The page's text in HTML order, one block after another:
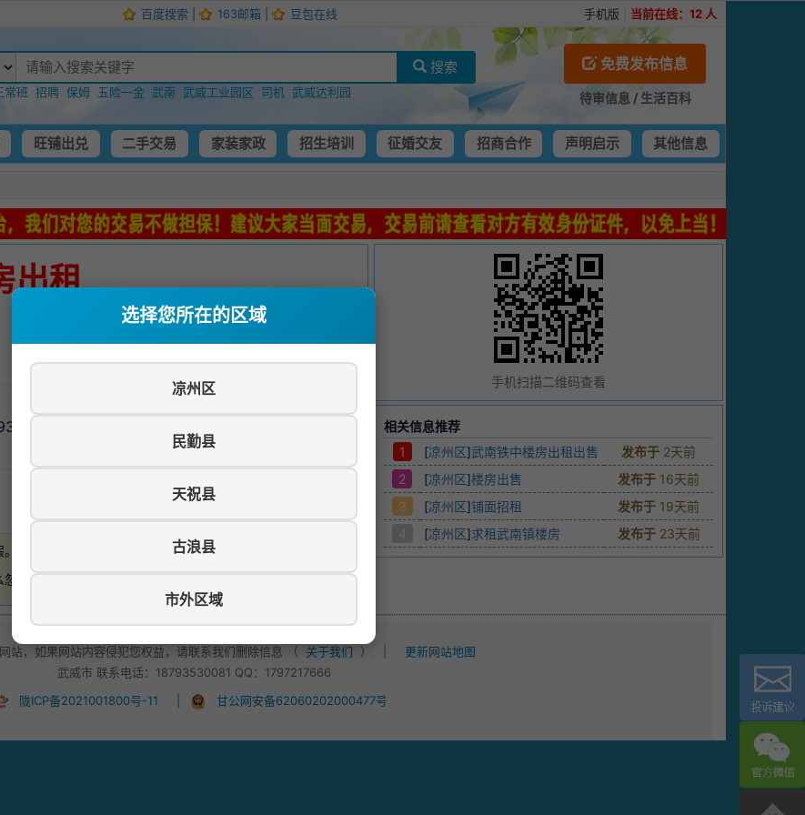
百度搜索 163邮箱 豆包在线 手机版 当前在线： 12 人
搜索
常班 招聘 保姆 五险一金 武南 武威工业园区 司机 武威达利园
免费发布信息
待审信息 / 生活百科
选择您所在的区域
凉州区
民勤县
天祝县
古浪县
市外区域
旺铺出兑 二手交易 家装家政 招生培训 征婚交友 招商合作 声明启示 其他信息
出租
发布时间：2024-06-24 13:28:04
悠，不要轻易付款！
手机扫描二维码查看
相关信息推荐
1
[凉州区]武南铁中楼房出租出售 发布于 2天前
2
[凉州区]楼房出售 发布于 16天前
3
[凉州区]铺面招租 发布于 19天前
[凉州区]求租武南镇楼房 发布于 23天前
站，如果网站内容侵犯您权益，请联系我们删除信息 （ 关于我们 ）
更新网站地图
武威市 联系电话：18793530081 QQ：1797217666
陇ICP备2021001800号-11
甘公网安备62060202000477号